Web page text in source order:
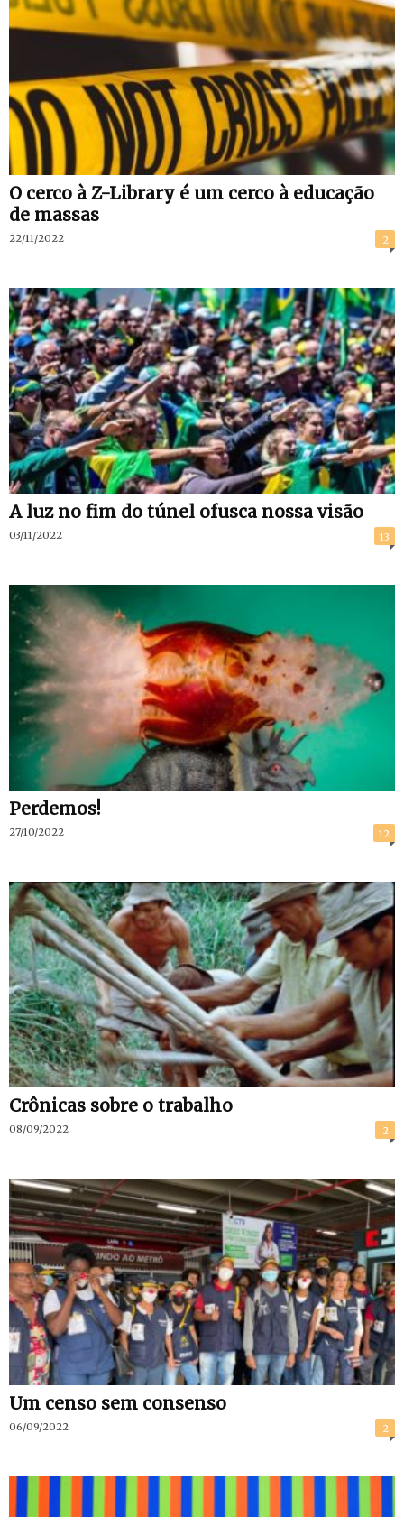
O cerco à Z-Library é um cerco à educação
de massas
22/11/2022 2
A luz no fim do túnel ofusca nossa visão
03/11/2022 13
Perdemos!
27/10/2022 12
Crônicas sobre o trabalho
08/09/2022 2
Um censo sem consenso
06/09/2022 2